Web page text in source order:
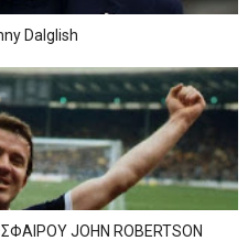
Dalglish
JOHN ROBERTSON